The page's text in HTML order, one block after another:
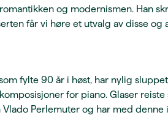
og modernismen. Han
får vi høre et utvalg av disse og
fylte 90 år i høst, har nylig
for piano. Glaser
Vlado Perlemuter og har med denne